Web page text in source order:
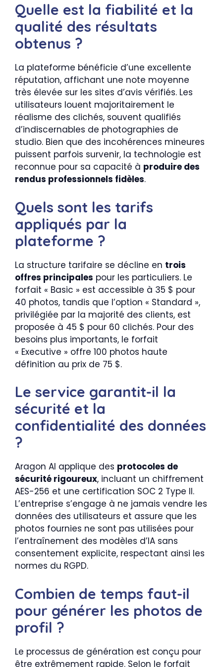
Quelle est la fiabilité et la
qualité des résultats
obtenus ?
La plateforme bénéficie d’une excellente
réputation, affichant une note moyenne
très élevée sur les sites d’avis vérifiés. Les
utilisateurs louent majoritairement le
réalisme des clichés, souvent qualifiés
d’indiscernables de photographies de
studio. Bien que des incohérences mineures
puissent parfois survenir, la technologie est
reconnue pour sa capacité à produire des
rendus professionnels fidèles.
Quels sont les tarifs
appliqués par la
plateforme ?
La structure tarifaire se décline en trois
offres principales pour les particuliers. Le
forfait « Basic » est accessible à 35 $ pour
40 photos, tandis que l’option « Standard »,
privilégiée par la majorité des clients, est
proposée à 45 $ pour 60 clichés. Pour des
besoins plus importants, le forfait
« Executive » offre 100 photos haute
définition au prix de 75 $.
Le service garantit-il la
sécurité et la
confidentialité des données
?
Aragon AI applique des protocoles de
sécurité rigoureux, incluant un chiffrement
AES-256 et une certification SOC 2 Type II.
L’entreprise s’engage à ne jamais vendre les
données des utilisateurs et assure que les
photos fournies ne sont pas utilisées pour
l’entraînement des modèles d’IA sans
consentement explicite, respectant ainsi les
normes du RGPD.
Combien de temps faut-il
pour générer les photos de
profil ?
Le processus de génération est conçu pour
être extrêmement rapide. Selon le forfait